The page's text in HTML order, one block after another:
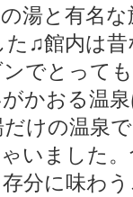
湯と有名
♫館内は
でとって
かおる温
けの温泉
いました
分に味わ